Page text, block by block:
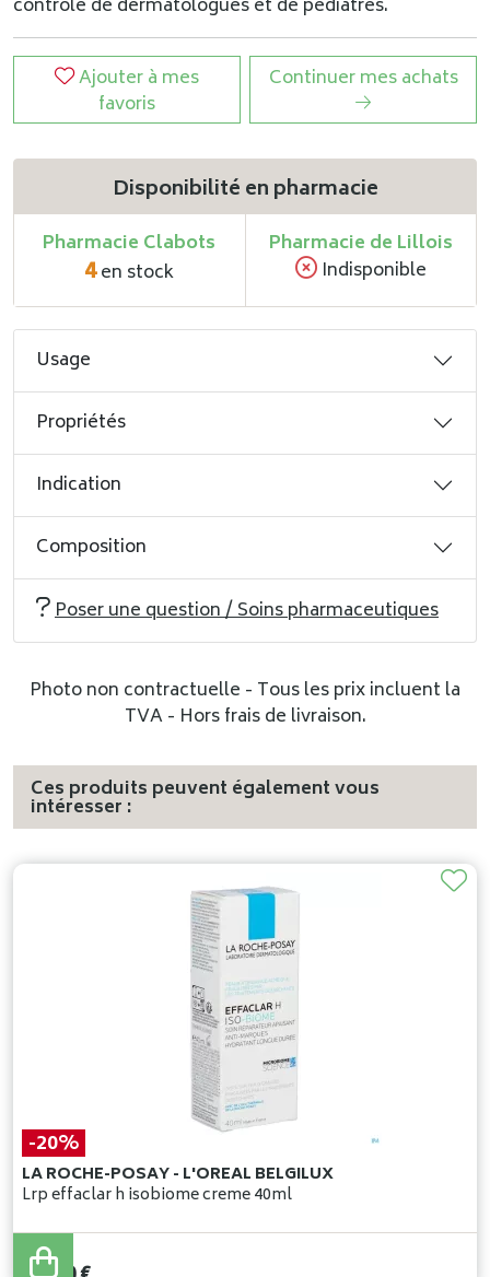
contrôle de dermatologues et de pédiatres.
Ajouter à mes
favoris
Continuer mes achats
Disponibilité en pharmacie
Pharmacie Clabots
4en stock
Pharmacie de Lillois
Indisponible
Usage
Propriétés
Indication
Composition
Poser une question / Soins pharmaceutiques
Photo non contractuelle - Tous les prix incluent la
TVA - Hors frais de livraison.
Ces produits peuvent également vous
intéresser :
-20%
LA ROCHE-POSAY - L'OREAL BELGILUX
Lrp effaclar h isobiome creme 40ml
24,75